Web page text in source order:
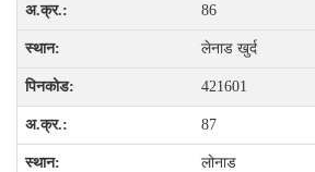
86
लेनाड खुर्द
421601
87
लोनाड